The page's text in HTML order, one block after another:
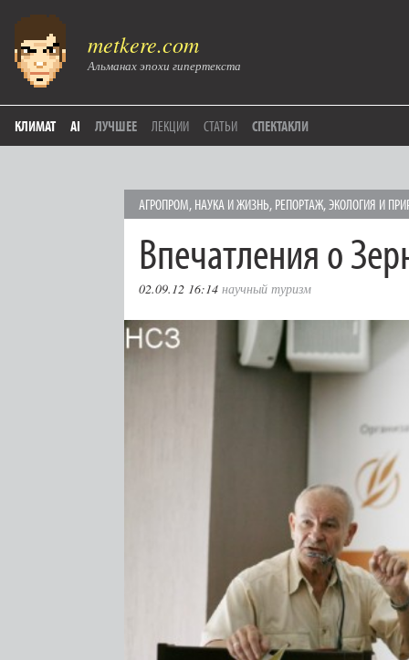
metkere.com
Альманах эпохи гипертекста
КЛИМАТ AI ЛУЧШЕЕ ЛЕКЦИИ СТАТЬИ СПЕКТАКЛИ
АГРОПРОМ, НАУКА И ЖИЗНЬ, РЕПОРТАЖ,ЭКОЛОГИЯ И
Впечатления о
02.09.12 16:14 научный туризм